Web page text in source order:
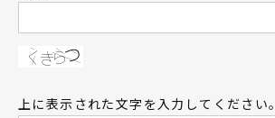
上に表示された文字を入力してください。